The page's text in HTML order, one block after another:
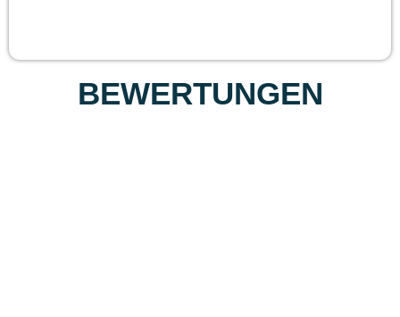
BEWERTUNGEN